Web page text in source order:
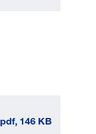
pdf, 146 KB